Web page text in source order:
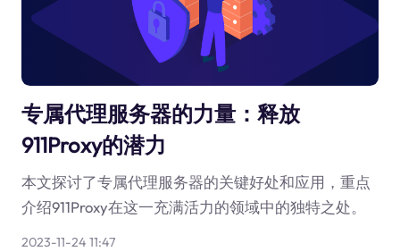
专属代理服务器的力量：释放
911Proxy的潜力
本文探讨了专属代理服务器的关键好处和应用，重点
介绍911Proxy在这一充满活力的领域中的独特之处。
2023-11-24 11:47